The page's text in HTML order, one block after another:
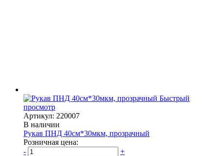
Быстрый
просмотр
Артикул: 220007
В наличии
Рукав ПНД 40см*30мкм, прозрачный
Розничная цена:
-
+